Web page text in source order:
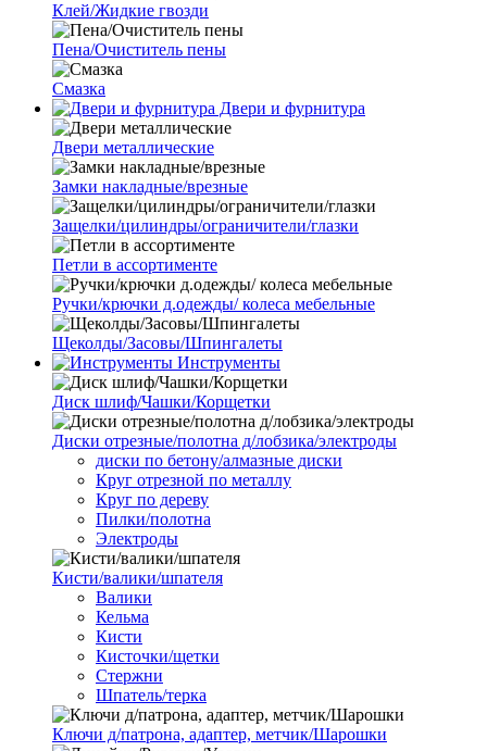
Клей/Жидкие гвозди
Пена/Очиститель пены
Смазка
Двери и фурнитура
Двери металлические
Замки накладные/врезные
Защелки/цилиндры/ограничители/глазки
Петли в ассортименте
Ручки/крючки д.одежды/ колеса мебельные
Щеколды/Засовы/Шпингалеты
Инструменты
Диск шлиф/Чашки/Корщетки
Диски отрезные/полотна д/лобзика/электроды
диски по бетону/алмазные диски
Круг отрезной по металлу
Круг по дереву
Пилки/полотна
Электроды
Кисти/валики/шпателя
Валики
Кельма
Кисти
Кисточки/щетки
Стержни
Шпатель/терка
Ключи д/патрона, адаптер, метчик/Шарошки